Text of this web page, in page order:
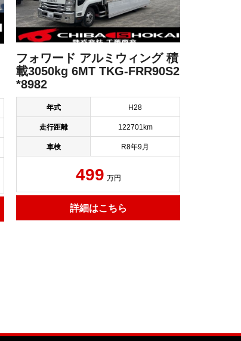
フォワード アルミウィング 積
載3050kg 6MT TKG-FRR90S2
*8982
年式 H28
走行距離 122701km
車検 R8年9月
499 万円
詳細はこちら